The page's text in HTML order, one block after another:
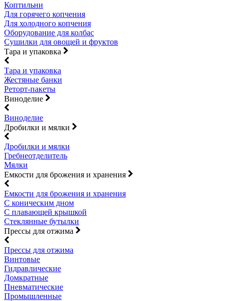
Коптильни
Для горячего копчения
Для холодного копчения
Оборудование для колбас
Сушилки для овощей и фруктов
Тара и упаковка
Тара и упаковка
Жестяные банки
Реторт-пакеты
Виноделие
Виноделие
Дробилки и мялки
Дробилки и мялки
Гребнеотделитель
Мялки
Емкости для брожения и хранения
Емкости для брожения и хранения
С коническим дном
С плавающей крышкой
Стеклянные бутылки
Прессы для отжима
Прессы для отжима
Винтовые
Гидравлические
Домкратные
Пневматические
Промышленные